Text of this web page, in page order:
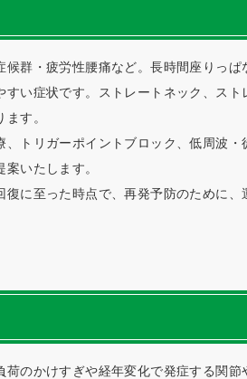
候群・疲労性腰痛など。長時間座りっ
すい症状です。ストレートネック、ス
ます。
、トリガーポイントブロック、低周波
案いたします。
復に至った時点で、再発予防のために
荷のかけすぎや経年変化で発症する関節